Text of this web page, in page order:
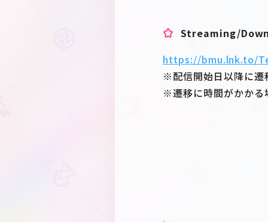
Streaming/
https://bmu.lnk.to/
※配信開始日以降に遷
※遷移に時間がかかる